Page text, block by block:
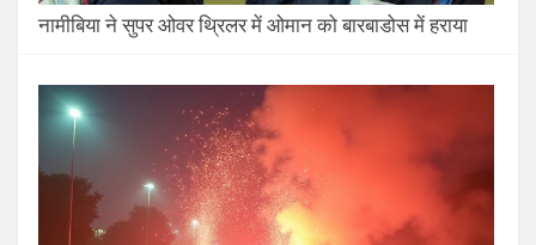
नामीबिया ने सुपर ओवर थ्रिलर में ओमान को बारबाडोस में हराया